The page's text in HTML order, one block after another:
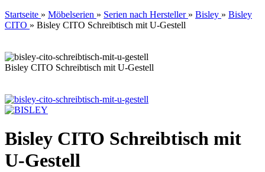
Startseite » Möbelserien » Serien nach Hersteller » Bisley » Bisley
CITO » Bisley CITO Schreibtisch mit U-Gestell
Bisley CITO Schreibtisch mit U-Gestell
Bisley CITO Schreibtisch mit
U-Gestell